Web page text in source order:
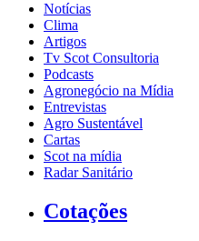
Notícias
Clima
Artigos
Tv Scot Consultoria
Podcasts
Agronegócio na Mídia
Entrevistas
Agro Sustentável
Cartas
Scot na mídia
Radar Sanitário
Cotações